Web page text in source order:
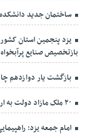
ساختمان جدید
بازتخصیص صنایع پرآبخواه
بازگشت یار دوازدهم
امام جمعه یزد: راهپیمایی ۲۲ بهمن پشتوانه محکمی برای